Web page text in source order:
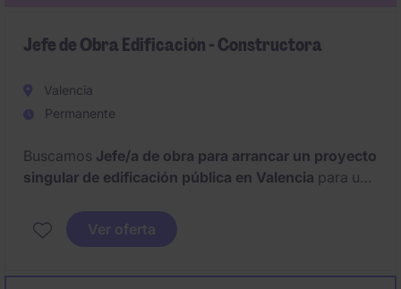
Jefe de Obra Edificación - Constructora
Valencia
Permanente
Buscamos Jefe/a de obra para arrancar un proyecto
singular de edificación pública en Valencia para una
trayectoria en el sector de la construcción.
Oportunidad de incorporarse a una constructora con
Ver oferta